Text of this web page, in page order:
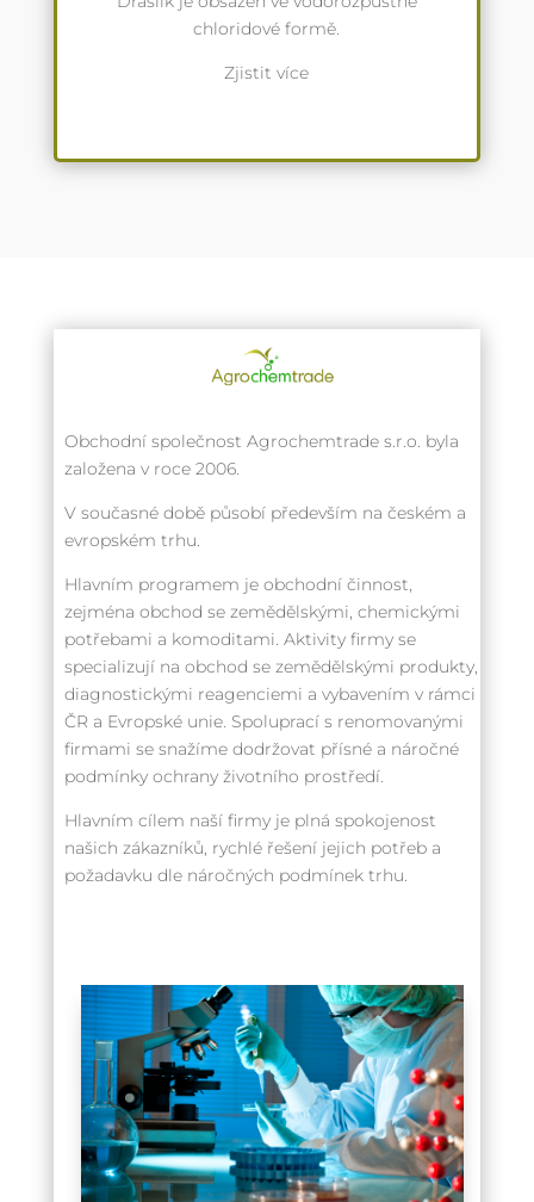
chloridové formě.
Zjistit více
Obchodní společnost Agrochemtrade s.r.o. byla
založena v roce 2006.
V současné době působí především na českém a
evropském trhu.
Hlavním programem je obchodní činnost,
zejména obchod se zemědělskými, chemickými
potřebami a komoditami. Aktivity firmy se
specializují na obchod se zemědělskými produkty,
diagnostickými reagenciemi a vybavením v rámci
ČR a Evropské unie. Spoluprací s renomovanými
firmami se snažíme dodržovat přísné a náročné
podmínky ochrany životního prostředí.
Hlavním cílem naší firmy je plná spokojenost
našich zákazníků, rychlé řešení jejich potřeb a
požadavku dle náročných podmínek trhu.